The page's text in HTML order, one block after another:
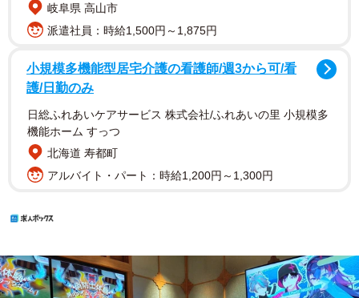
岐阜県 高山市
派遣社員：時給1,500円～1,875円
小規模多機能型居宅介護の看護師/週3から可/看
護/日勤のみ
日総ふれあいケアサービス 株式会社/ふれあいの里 小規模多
機能ホーム すっつ
北海道 寿都町
アルバイト・パート：時給1,200円～1,300円